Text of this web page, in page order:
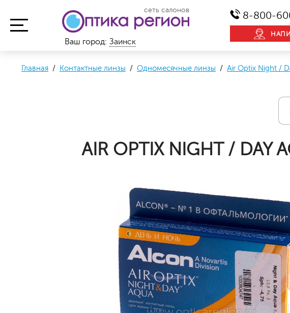
сеть салонов 8-800-
Ваш город: Заинск
Главная / Контактные линзы / Одномесячные линзы / Air Optix Night /
AIR OPTIX NIGHT / DAY